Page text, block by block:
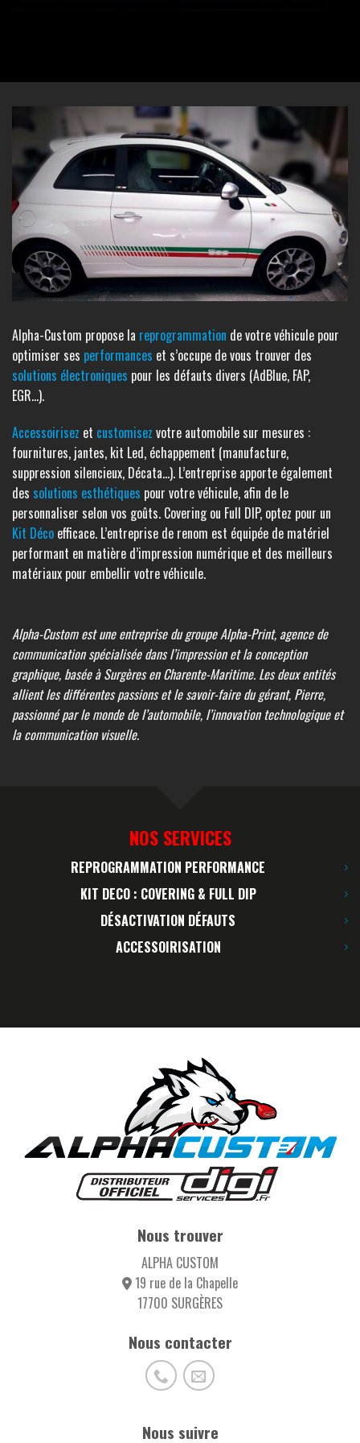
Alpha-Custom propose la reprogrammation de votre véhicule pour
optimiser ses performances et s’occupe de vous trouver des
solutions électroniques pour les défauts divers (AdBlue, FAP,
EGR…).
Accessoirisez et customisez votre automobile sur mesures :
fournitures, jantes, kit Led, échappement (manufacture,
suppression silencieux, Décata…). L’entreprise apporte également
des solutions esthétiques pour votre véhicule, afin de le
personnaliser selon vos goûts. Covering ou Full DIP, optez pour un
Kit Déco efficace. L’entreprise de renom est équipée de matériel
performant en matière d’impression numérique et des meilleurs
matériaux pour embellir votre véhicule.
Alpha-Custom est une entreprise du groupeAlpha-Print, agence de
communication spécialisée dans l’impression et la conception
graphique, basée à Surgères en Charente-Maritime. Les deux entités
allient les différentes passions et le savoir-faire du gérant, Pierre,
passionné par le monde de l’automobile, l’innovation technologique et
la communication visuelle.
NOS SERVICES
REPROGRAMMATION PERFORMANCE
KIT DECO : COVERING & FULL DIP
DÉSACTIVATION DÉFAUTS
ACCESSOIRISATION
Nous trouver
ALPHA CUSTOM
19 rue de la Chapelle
17700 SURGÈRES
Nous contacter
Nous suivre